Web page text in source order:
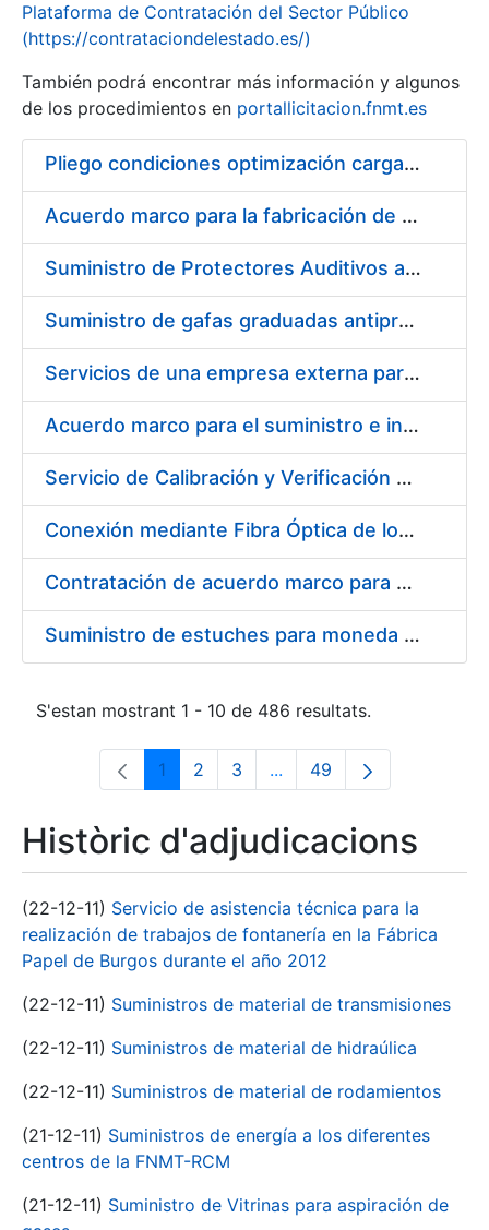
Mostra/Amaga
Plataforma de Contratación del Sector Público
(https://contrataciondelestado.es/)
También podrá encontrar más información y algunos
de los procedimientos en portallicitacion.fnmt.es
Pliego condiciones optimización cargas compras firmado
Acuerdo marco para la fabricación de piezas
Suministro de Protectores Auditivos a medida para las personas trabajadoras de los Centros de Trabajo de Madrid y Burgos
Suministro de gafas graduadas antiproyecciones para los trabajadores de la FNMT-RCM en los centros de trabajo de Madrid y Burgos
Servicios de una empresa externa para el asesoramiento y resolución de los recursos de alzada que se presentan relacionados con procesos de selección para la FNMT-RCM
Acuerdo marco para el suministro e instalación de persianas, estores y otros complementos
Servicio de Calibración y Verificación Externa de los Equipos de Medición del Servicio de Prevención de la FNMT-RCM
Conexión mediante Fibra Óptica de los Centros de Proceso de Datos (CPDs) de las sedes de la FNMT-RCM de Burgos y Madrid
Contratación de acuerdo marco para el Suministro de Material de Electricidad para la Fábrica Nacional de Moneda y Timbre-Real Casa de la Moneda en su centro de trabajo de Burgos
Suministro de estuches para moneda de 30 €
S'estan mostrant 1 - 10 de 486 resultats.
Pàgina
1 Pàgina
2 Pàgina
3 ...Pàgines intermèdies
Pàgina
49
Històric d'adjudicacions
(22-12-11) Servicio de asistencia técnica para la
realización de trabajos de fontanería en la Fábrica
Papel de Burgos durante el año 2012
(22-12-11) Suministros de material de transmisiones
(22-12-11) Suministros de material de hidraúlica
(22-12-11) Suministros de material de rodamientos
(21-12-11) Suministros de energía a los diferentes
centros de la FNMT-RCM
(21-12-11) Suministro de Vitrinas para aspiración de